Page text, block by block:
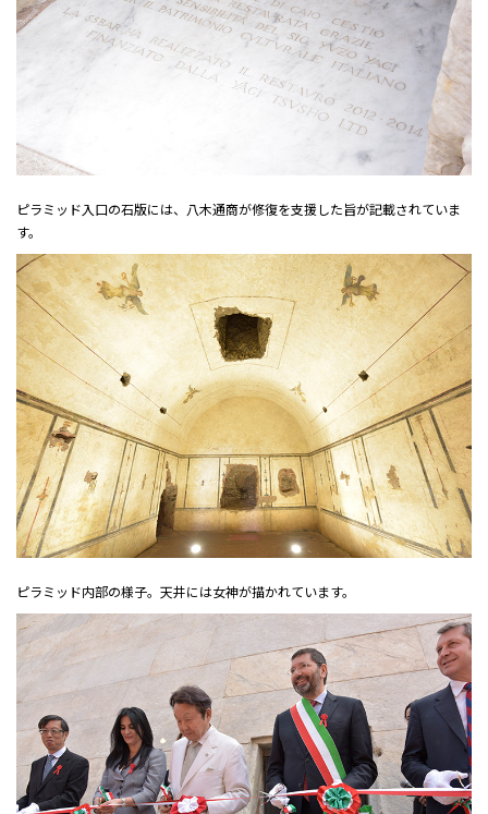
ピラミッド入口の石版には、八木通商が修復を支援した旨が記載されていま
す。
ピラミッド内部の様子。天井には女神が描かれています。